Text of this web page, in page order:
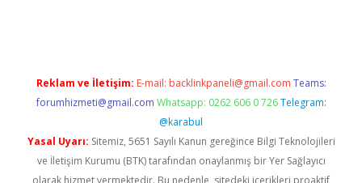
Reklam ve İletişim: E-mail: backlinkpaneli@gmail.com Teams:
forumhizmeti@gmail.com Whatsapp: 0262 606 0 726 Telegram:
@karabul
Yasal Uyarı: Sitemiz, 5651 Sayılı Kanun gereğince Bilgi Teknolojileri
ve İletişim Kurumu (BTK) tarafından onaylanmış bir Yer Sağlayıcı
olarak hizmet vermektedir. Bu nedenle, sitedeki içerikleri proaktif